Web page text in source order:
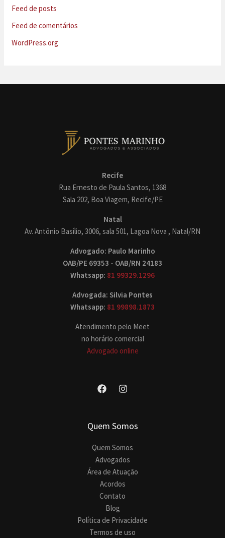
Feed de posts
Feed de comentários
WordPress.org
Recife
Rua Ernesto de Paula Santos, 1368
Sala 202, Boa Viagem, Recife/PE
Natal
Av. Antônio Basílio, 3006, sala 501, Lagoa Nova , Natal/RN
Advogado: Paulo Marinho
OAB/PE 69353 - OAB/RN 24183
Whatsapp: 81 99329.1296
Advogada: Silvia Pontes
Whatsapp: 81 99898.1873
Atendimento pelo Meet
no horário comercial
Advogado online
Quem Somos
Quem Somos
Advogados
Área de Atuação
Acordos
Contato
Blog
Política de Privacidade
Termos de uso